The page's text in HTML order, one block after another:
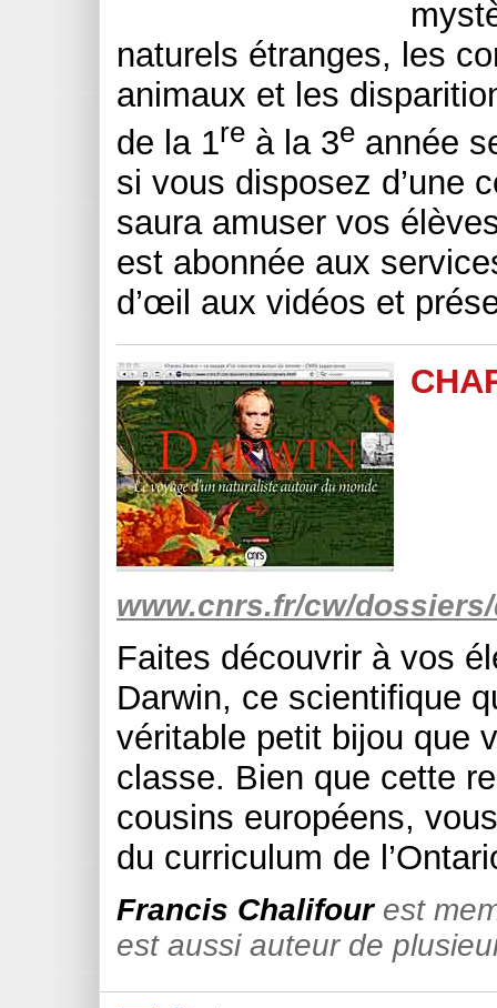
naturels étranges, les
animaux et les
de la 1re à la 3e année
si vous disposez d’une
saura amuser vos
est abonnée aux
d’œil aux vidéos et
www.cnrs.fr/cw/
Faites découvrir à vos
Darwin, ce scientifique
véritable petit bijou que
classe. Bien que cette
cousins européens,
du curriculum de
Francis Chalifourest
est aussi auteur de